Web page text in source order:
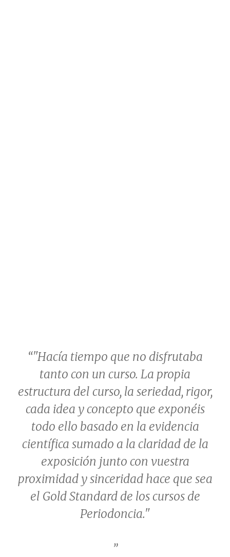
“"Hacía tiempo que no disfrutaba
tanto con un curso. La propia
estructura del curso, la seriedad, rigor,
cada idea y concepto que exponéis
todo ello basado en la evidencia
científica sumado a la claridad de la
exposición junto con vuestra
proximidad y sinceridad hace que sea
el Gold Standard de los cursos de
Periodoncia."
”